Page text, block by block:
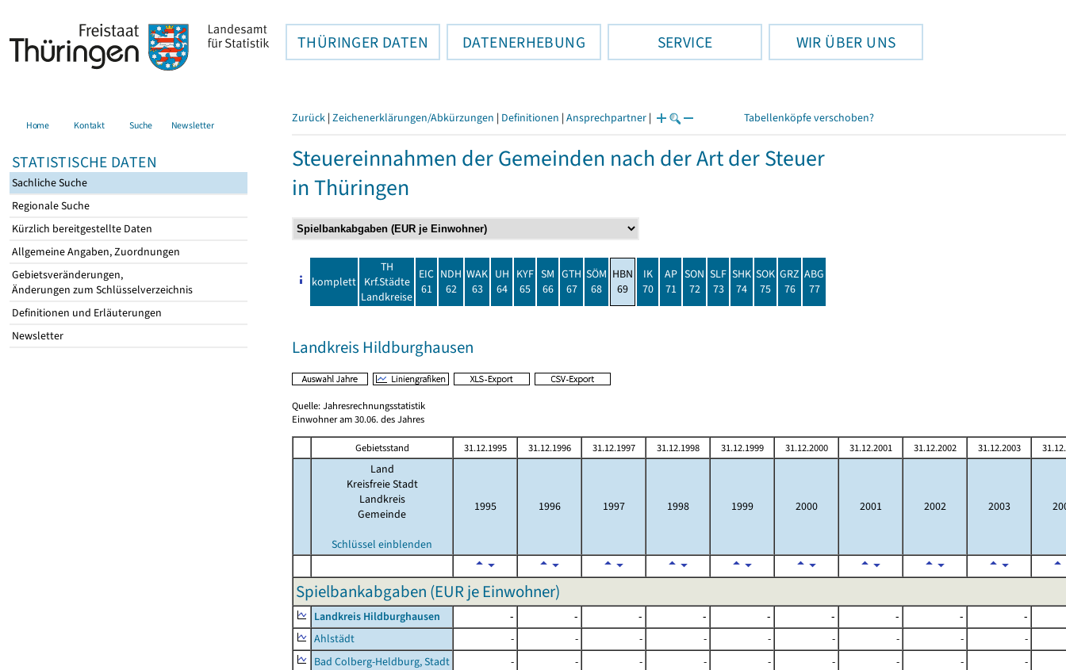
THÜRINGER DATEN DATENERHEBUNG SERVICE WIR ÜBER UNS
Home Kontakt Suche Newsletter
STATISTISCHE DATEN
Sachliche Suche
Regionale Suche
Kürzlich bereitgestellte Daten
Allgemeine Angaben, Zuordnungen
Gebietsveränderungen,
Änderungen zum Schlüsselverzeichnis
Definitionen und Erläuterungen
Newsletter
Zurück | Zeichenerklärungen/Abkürzungen | Definitionen | Ansprechpartner | Tabellenköpfe verschoben?
Steuereinnahmen der Gemeinden nach der Art der Steuer
in Thüringen
komplett
TH
Krf.Städte
Landkreise
EIC
61
NDH
62
WAK
63
UH
64
KYF
65
SM
66
GTH
67
SÖM
68
HBN
69
IK
70
AP
71
SON
72
SLF
73
SHK
74
SOK
75
GRZ
76
ABG
77
Landkreis Hildburghausen
Quelle: Jahresrechnungsstatistik
Einwohner am 30.06. des Jahres
Gebietsstand 31.12.1995 31.12.1996 31.12.1997 31.12.1998 31.12.1999 31.12.2000 31.12.2001 31.12.2002 31.12.2003
Land
Kreisfreie Stadt
Landkreis
Gemeinde
Schlüssel einblenden
1995 1996 1997 1998 1999 2000 2001 2002 2003
Spielbankabgaben (EUR je Einwohner)
Landkreis Hildburghausen - - - - - - - -
-
Ahlstädt
- - - - - - - -
-
Bad Colberg-Heldburg, Stadt
- - - - - - - -
-